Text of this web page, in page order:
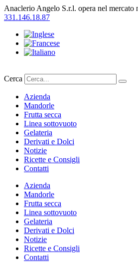
Vai
al
Anaclerio Angelo S.r.l. opera nel mercato
331.146.18.87
Cerca
Azienda
Mandorle
Frutta secca
Linea sottovuoto
Gelateria
Derivati e Dolci
Notizie
Ricette e Consigli
Contatti
Azienda
Mandorle
Frutta secca
Linea sottovuoto
Gelateria
Derivati e Dolci
Notizie
Ricette e Consigli
Contatti